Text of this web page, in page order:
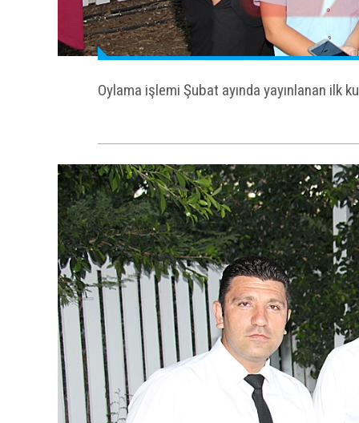
Oylama işlemi Şubat ayında yayınlanan ilk